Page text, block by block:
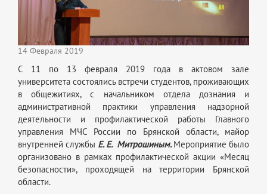
14 Февраля 2019
С 11 по 13 февраля 2019 года в актовом зале
университета состоялись встречи студентов, проживающих
в общежитиях, с начальником отдела дознания и
административной практики управления надзорной
деятельности и профилактической работы Главного
управления МЧС России по Брянской области, майор
внутренней службы Е. Е. Митрошиным.Мероприятие было
организовано в рамках профилактической акции «Месяц
безопасности», проходящей на территории Брянской
области.